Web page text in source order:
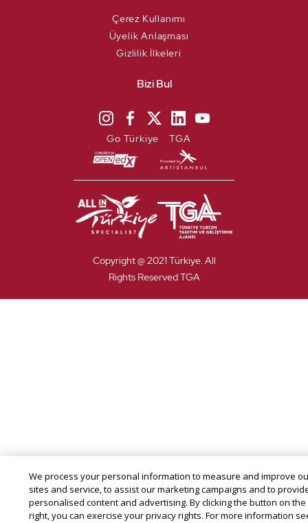
Çerez Kullanımı
Üyelik Anlaşması
Gizlilik İlkeleri
Bizi Bul
Go Türkiye TGA
Copyright @ 2021 Türkiye. All
Rights Reserved TGA
We process your personal information to measure and improve
sites and service, to assist our marketing campaigns and to
personalised content and advertising. By clicking the button on the
right, you can exercise your privacy rights. For more information